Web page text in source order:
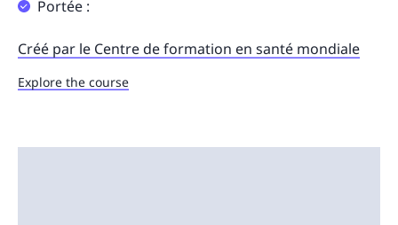
Portée :
Créé par le Centre de formation en santé mondiale
Explore the course